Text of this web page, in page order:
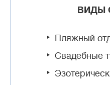
ВИДЫ
Пляжный
Свадебные